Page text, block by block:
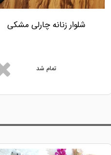
شلوار زنانه چارلی مشکی
تمام شد